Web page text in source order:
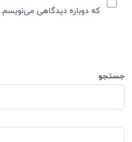
که دوباره دیدگاهی می‌نویسم.
جستجو